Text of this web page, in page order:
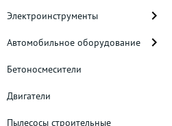
Электроинструменты
Автомобильное оборудование
Бетоносмесители
Двигатели
Пылесосы строительные